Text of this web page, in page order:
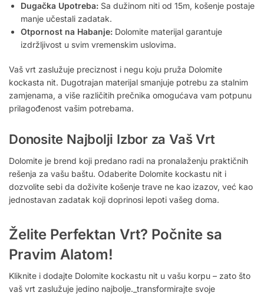
Dugačka Upotreba: Sa dužinom niti od 15m, košenje postaje
manje učestali zadatak.
Otpornost na Habanje: Dolomite materijal garantuje
izdržljivost u svim vremenskim uslovima.
Vaš vrt zaslužuje preciznost i negu koju pruža Dolomite
kockasta nit. Dugotrajan materijal smanjuje potrebu za stalnim
zamjenama, a više različitih prečnika omogućava vam potpunu
prilagođenost vašim potrebama.
Donosite Najbolji Izbor za Vaš Vrt
Dolomite je brend koji predano radi na pronalaženju praktičnih
rešenja za vašu baštu. Odaberite Dolomite kockastu nit i
dozvolite sebi da doživite košenje trave ne kao izazov, već kao
jednostavan zadatak koji doprinosi lepoti vašeg doma.
Želite Perfektan Vrt? Počnite sa
Pravim Alatom!
Kliknite i dodajte Dolomite kockastu nit u vašu korpu – zato što
vaš vrt zaslužuje jedino najbolje._transformirajte svoje